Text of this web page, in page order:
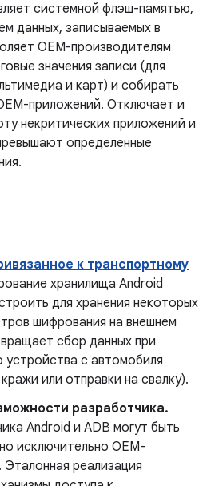
системной флэш-памятью,
данных, записываемых в
OEM-производителям
значения записи (для
и карт) и собирать
приложений. Отключает и
некритических приложений и
определенные
к транспортному
хранилища Android
для хранения некоторых
шифрования на внешнем
сбор данных при
устройства с автомобиля
или отправки на свалку).
разработчика.
Android и ADB могут быть
исключительно OEM-
реализация